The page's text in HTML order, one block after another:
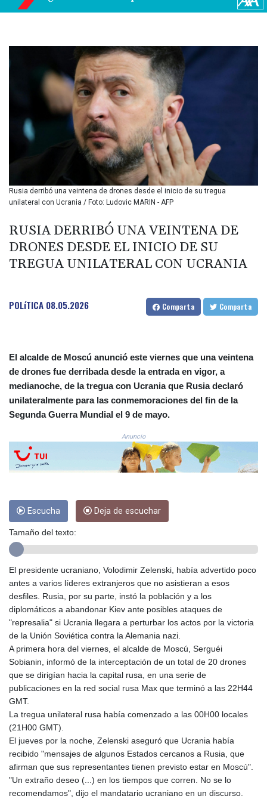
BIF 3451.157116
BMD 1.156136
BRL 5.876989
BSD 1.152686
BTN 109.688637
BWP 15.558807
BYN 3.432357
BYR
22660.258427
BZD 2.318271
CAD 1.61333
CDF
2615.761404
CHF 0.93588
CLP
CNY 7.801146
CNH 7.796152
CUC 1.156136
CUP 30.637594
DJF 205.267449
DKK 7.477932
DOP 67.289164
DZD 152.967099
EGP 57.293288
ERN 17.342035
ETB 186.049588
FJD 2.553384
FKP 0.8566
GBP 0.858527
GGP 0.8566
GHS 13.526832
GNF
10123.874202
GTQ 8.794891
GYD 241.157003
HKD 9.067746
HNL 30.895616
HRK 7.536622
HTG 150.718127
HUF 363.096405
IDR
20580.370421
IMP 0.8566
IQD
1509.981237
IRR
1590322.371805
ISK 142.598215
Rusia derribó una veintena de drones desde el inicio de su tregua
unilateral con Ucrania / Foto: Ludovic MARIN - AFP
RUSIA DERRIBÓ UNA VEINTENA DE
DRONES DESDE EL INICIO DE SU
TREGUA UNILATERAL CON UCRANIA
POLíTICA 08.05.2026 Comparta Comparta
El alcalde de Moscú anunció este viernes que una veintena
de drones fue derribada desde la entrada en vigor, a
medianoche, de la tregua con Ucrania que Rusia declaró
unilateralmente para las conmemoraciones del fin de la
Segunda Guerra Mundial el 9 de mayo.
Anuncio
Escucha Deja de escuchar
Tamaño del texto:
El presidente ucraniano, Volodimir Zelenski, había advertido poco
antes a varios líderes extranjeros que no asistieran a esos
desfiles. Rusia, por su parte, instó la población y a los
diplomáticos a abandonar Kiev ante posibles ataques de
"represalia" si Ucrania llegara a perturbar los actos por la victoria
de la Unión Soviética contra la Alemania nazi.
A primera hora del viernes, el alcalde de Moscú, Serguéi
Sobianin, informó de la interceptación de un total de 20 drones
que se dirigían hacia la capital rusa, en una serie de
publicaciones en la red social rusa Max que terminó a las 22H44
GMT.
La tregua unilateral rusa había comenzado a las 00H00 locales
(21H00 GMT).
El jueves por la noche, Zelenski aseguró que Ucrania había
recibido "mensajes de algunos Estados cercanos a Rusia, que
afirman que sus representantes tienen previsto estar en Moscú".
"Un extraño deseo (...) en los tiempos que corren. No se lo
recomendamos", dijo el mandatario ucraniano en un discurso.